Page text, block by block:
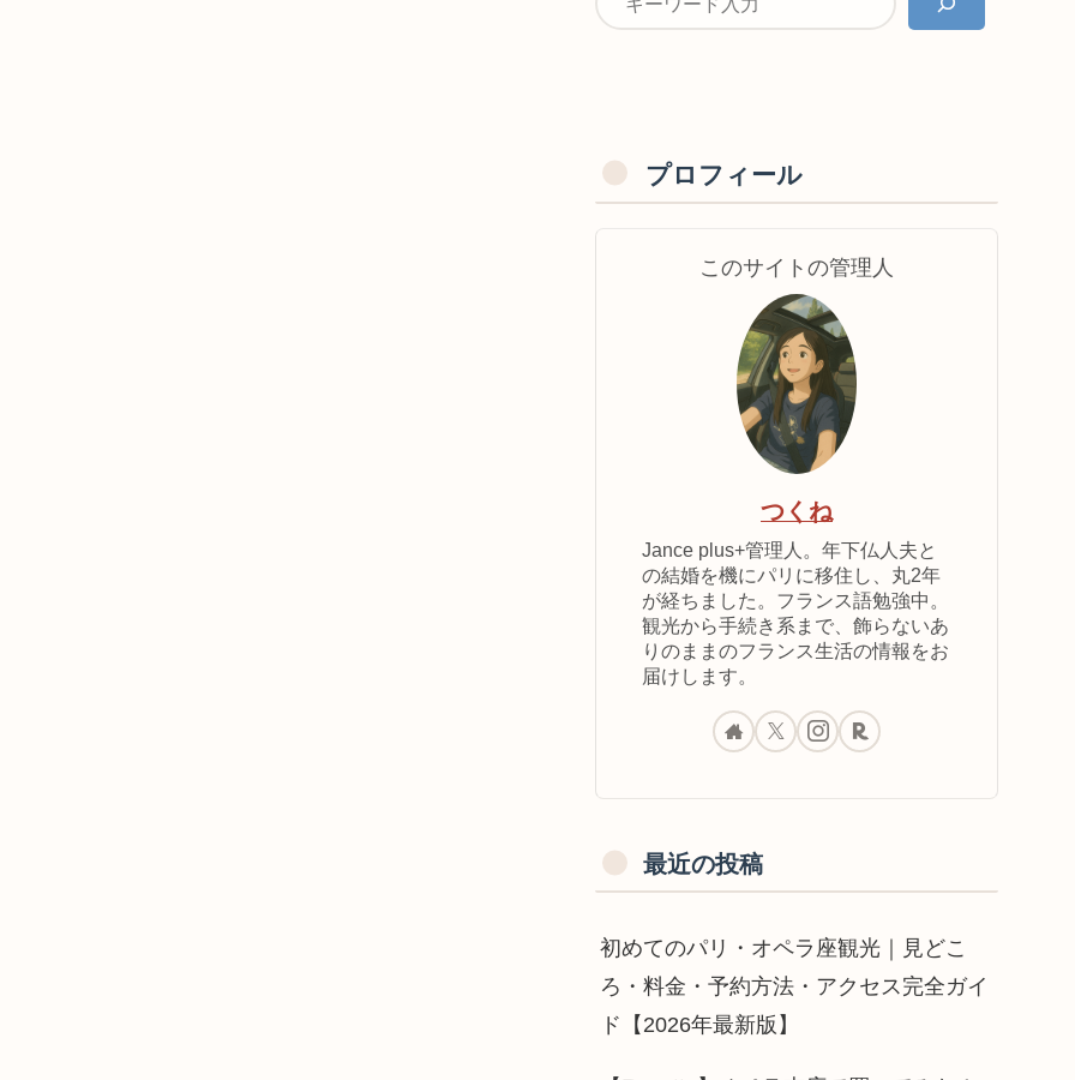
プロフィール
このサイトの管理人
つくね
Jance plus+管理人。年下仏人夫と
の結婚を機にパリに移住し、丸2年
が経ちました。フランス語勉強中。
観光から手続き系まで、飾らないあ
りのままのフランス生活の情報をお
届けします。
最近の投稿
初めてのパリ・オペラ座観光｜見どこ
ろ・料金・予約方法・アクセス完全ガイ
ド【2026年最新版】